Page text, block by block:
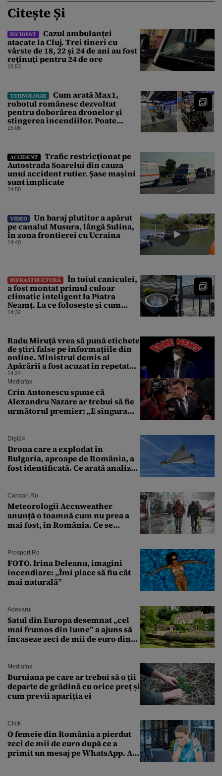
Citește Și
INCIDENT
Cazul ambulanței
atacate la Cluj. Trei tineri cu
vârste de 18, 22 şi 24 de ani au fost
reţinuţi pentru 24 de ore
15:53
TEHNOLOGIE
Cum arată Max1,
robotul românesc dezvoltat
pentru doborârea dronelor și
stingerea incendiilor. Poate
transporta încărcături de până la
15:06
ACCIDENT
Trafic restricţionat pe
Autostrada Soarelui din cauza
unui accident rutier. Șase mașini
sunt implicate
14:58
VIDEO
Un baraj plutitor a apărut
pe canalul Musura, lângă Sulina,
în zona frontierei cu Ucraina
14:40
INFRASTRUCTURĂ
În toiul caniculei,
a fost montat primul culoar
climatic inteligent la Piatra
Neamț. La ce folosește și cum
arată
14:32
Radu Miruţă vrea să pună etichete
de știri false pe informațiile din
online. Ministrul demis al
Apărării a fost acuzat în repetate
rânduri că răspândeşte el însuși
dezinformări. Gândul trece în
revistă derapajele oficialului
14:24
Mediafax
Crin Antonescu spune că
Alexandru Nazare ar trebui să fie
următorul premier: „E singura
Digi24
Drona care a explodat în
Bulgaria, aproape de România, a
fost identificată. Ce arată analiza
Cancan.ro
Meteorologii Accuweather
anunță o toamnă cum nu prea a
mai fost, în România. Ce se
București. Pe ce dată ninge
Prosport.ro
FOTO. Irina Deleanu, imagini
incendiare: „Îmi place să fiu cât
mai naturală”
Adevarul
Satul din Europa desemnat „cel
mai frumos din lume” a ajuns să
încaseze zeci de mii de euro din
Mediafax
Buruiana pe care ar trebui să o ții
departe de grădină cu orice preț și
cum previi apariția ei
Click
O femeie din România a pierdut
zeci de mii de euro după ce a
primit un mesaj pe WhatsApp. A